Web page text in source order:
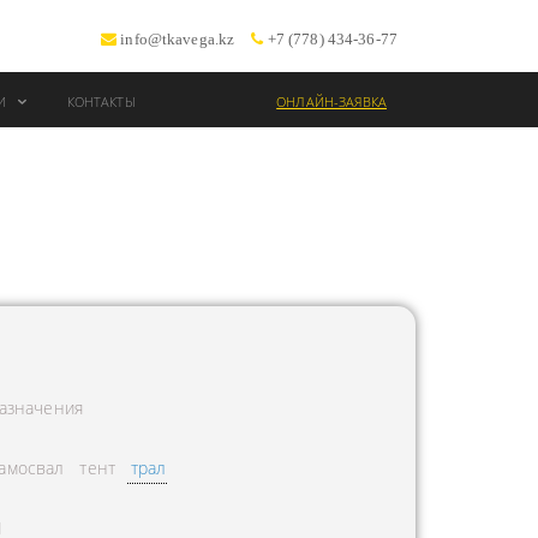
info@tkavega.kz +7 (778) 434-36-77
КОНТАКТЫ ОНЛАЙН-ЗАЯВКА
тент трал